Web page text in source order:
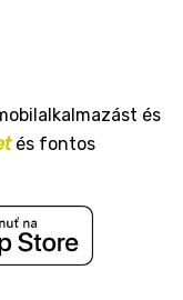
és
és fontos